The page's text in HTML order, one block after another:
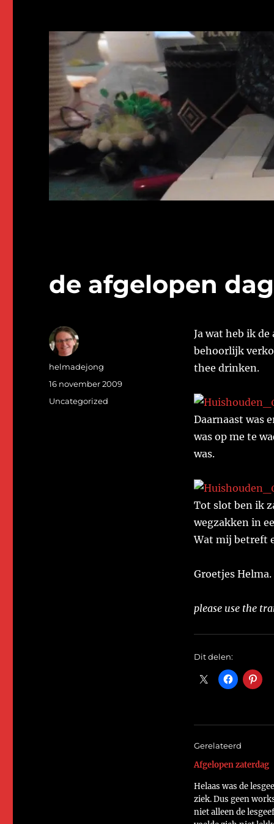
de afgelopen
Ja wat heb ik
behoorlijk
thee drinken.
Daarnaast was
was op me te
was.
Tot slot ben ik
wegzakken in
Wat mij betreft
Groetjes Helma.
please use the
Dit delen:
Gerelateerd
Afgelopen zaterdag
Helaas was de
ziek. Dus geen
niet alleen de
Auteur
helmadejong
Geplaatst
16 november 2009
Categorieën
Uncategorized